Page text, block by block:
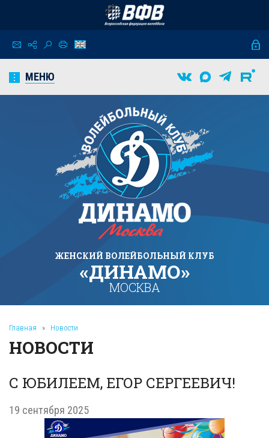
МЕНЮ
ЖЕНСКИЙ ВОЛЕЙБОЛЬНЫЙ КЛУБ
«ДИНАМО»
МОСКВА
Главная » Новости
НОВОСТИ
С ЮБИЛЕЕМ, ЕГОР СЕРГЕЕВИЧ!
19 сентября 2025